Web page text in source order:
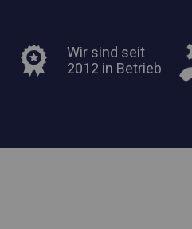
Wir sind seit
2012 in Betrieb